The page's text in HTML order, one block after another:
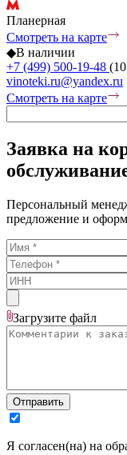
Планерная
Смотреть на карте
◆В наличии
+7 (499) 500-19-48
vinoteki.ru@yandex.ru
Смотреть на карте
Заявка на
Персональный
предложение и
Загрузите файл
Отправить
Я согласен(на) на